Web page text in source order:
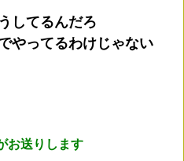
してるんだろ
やってるわけじゃない
お送りします